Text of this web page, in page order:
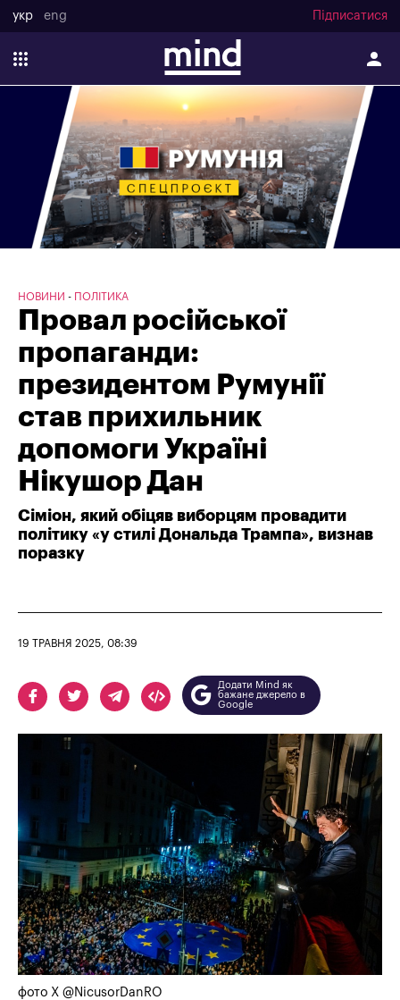
укр eng Підписатися
НОВИНИ ПОЛІТИКА
Провал російської
пропаганди:
президентом Румунії
став прихильник
допомоги Україні
Нікушор Дан
Сіміон, який обіцяв виборцям провадити
політику «у стилі Дональда Трампа», визнав
поразку
19 ТРАВНЯ 2025, 08:39
Додати Mind як
бажане джерело в
Google
фото Х @NicusorDanRO